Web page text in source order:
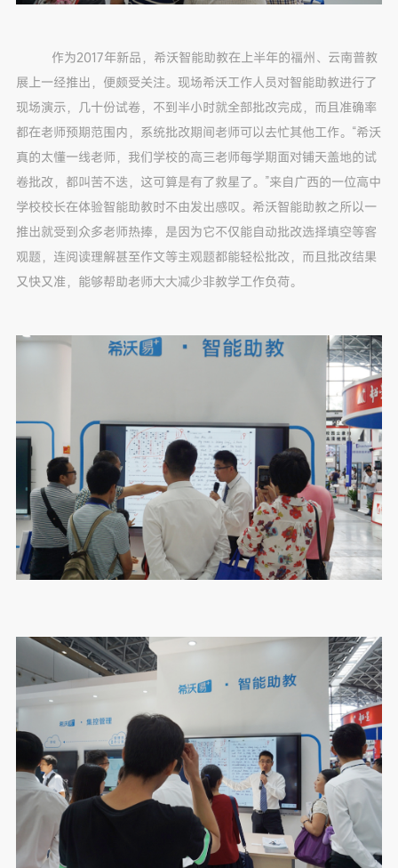
作为2017年新品，希沃智能助教在上半年的福州、云南普教
展上一经推出，便颇受关注。现场希沃工作人员对智能助教进行了
现场演示，几十份试卷，不到半小时就全部批改完成，而且准确率
都在老师预期范围内，系统批改期间老师可以去忙其他工作。“希沃
真的太懂一线老师，我们学校的高三老师每学期面对铺天盖地的试
卷批改，都叫苦不迭，这可算是有了救星了。”来自广西的一位高中
学校校长在体验智能助教时不由发出感叹。希沃智能助教之所以一
推出就受到众多老师热捧，是因为它不仅能自动批改选择填空等客
观题，连阅读理解甚至作文等主观题都能轻松批改，而且批改结果
又快又准，能够帮助老师大大减少非教学工作负荷。